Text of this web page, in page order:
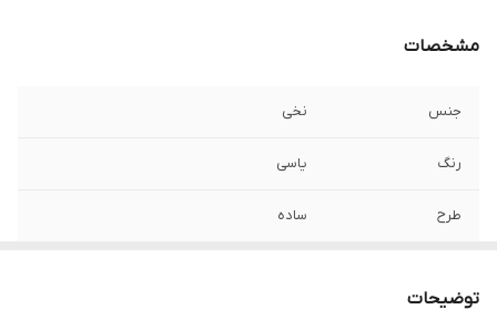
مشخصات
جنس نخی
رنگ یاسی
طرح ساده
توضیحات